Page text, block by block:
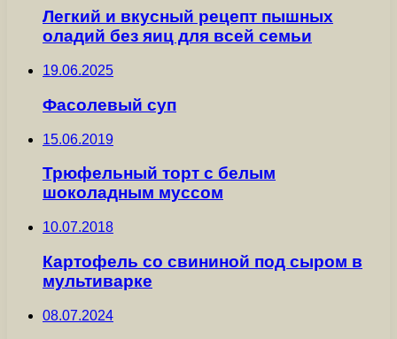
Легкий и вкусный рецепт пышных
оладий без яиц для всей семьи
19.06.2025
Фасолевый суп
15.06.2019
Трюфельный торт с белым
шоколадным муссом
10.07.2018
Картофель со свининой под сыром в
мультиварке
08.07.2024